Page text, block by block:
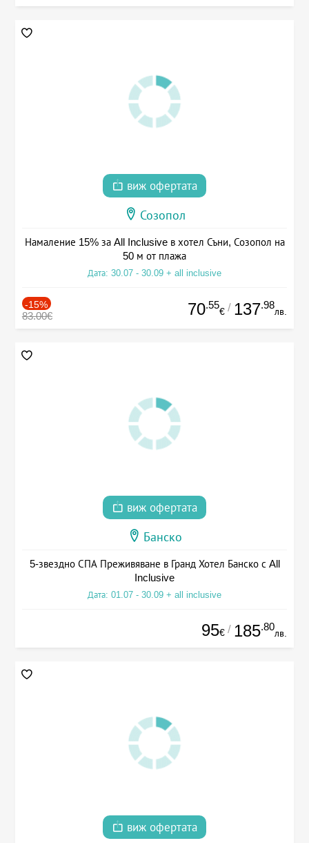
виж офертата
Созопол
Намаление 15% за All Inclusive в хотел Съни, Созопол на
50 м от плажа
Дата: 30.07 - 30.09 + all inclusive
-15%
83.00€ 70.55
€ / 137.98
лв.
виж офертата
Банско
5-звездно СПА Преживяване в Гранд Хотел Банско с All
Inclusive
Дата: 01.07 - 30.09 + all inclusive
95€ / 185.80
лв.
виж офертата